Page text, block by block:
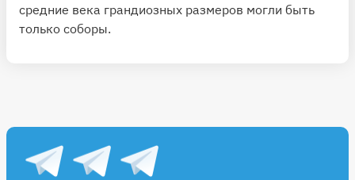
средние века грандиозных размеров могли быть
только соборы.